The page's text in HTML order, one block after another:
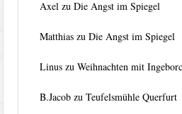
Axel zuDie Angst im Spiegel
Matthias zuDie Angst im Spiegel
Linus zuWeihnachten mit
B.Jacob zuTeufelsmühle Querfurt